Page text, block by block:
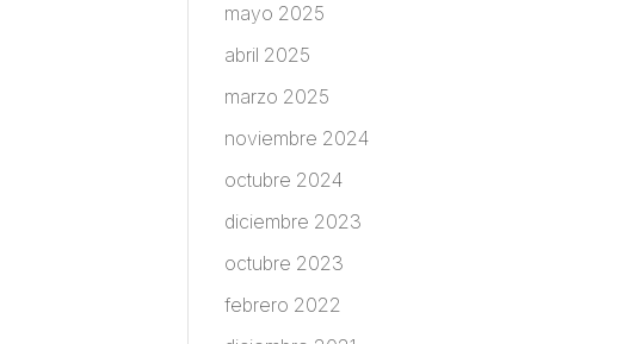
mayo 2025
abril 2025
marzo 2025
noviembre 2024
octubre 2024
diciembre 2023
octubre 2023
febrero 2022